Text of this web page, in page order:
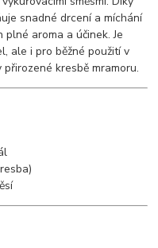
snadné drcení a míchání
aroma a účinek. Je
ale i pro běžné použití v
kresbě mramoru.